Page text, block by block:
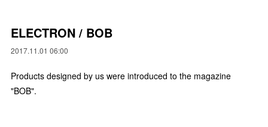
ELECTRON / BOB
2017.11.01 06:00
Products designed by us were introduced to the magazine
"BOB".